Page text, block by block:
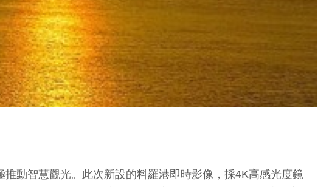
動智慧觀光。此次新設的料羅港即時影像，採4K高感光度鏡